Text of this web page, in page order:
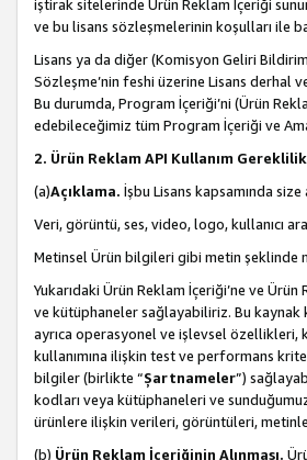
iştirak sitelerinde Ürün Reklam İçeriği
ve bu lisans sözleşmelerinin koşulları ile
Lisans ya da diğer (Komisyon Geliri
Sözleşme’nin feshi üzerine Lisans derhal
Bu durumda, Program İçeriği’ni (Ürün
edebileceğimiz tüm Program İçeriği ve
2. Ürün Reklam API Kullanım
(a)Açıklama. İşbu Lisans kapsamında
Veri, görüntü, ses, video, logo, kullanıcı
Metinsel Ürün bilgileri gibi metin şeklinde
Yukarıdaki Ürün Reklam İçeriği’ne ve
ve kütüphaneler sağlayabiliriz. Bu kaynak
ayrıca operasyonel ve işlevsel özellikleri,
kullanımına ilişkin test ve performans
bilgiler (birlikte “Şartnameler”)
kodları veya kütüphaneleri ve
ürünlere ilişkin verileri, görüntüleri,
(b) Ürün Reklam İçeriğinin Alınması.